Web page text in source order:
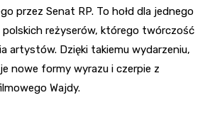
przez Senat RP. To hołd dla jednego
reżyserów, którego twórczość
artystów. Dzięki takiemu wydarzeniu,
nowe formy wyrazu i czerpie z
Wajdy.